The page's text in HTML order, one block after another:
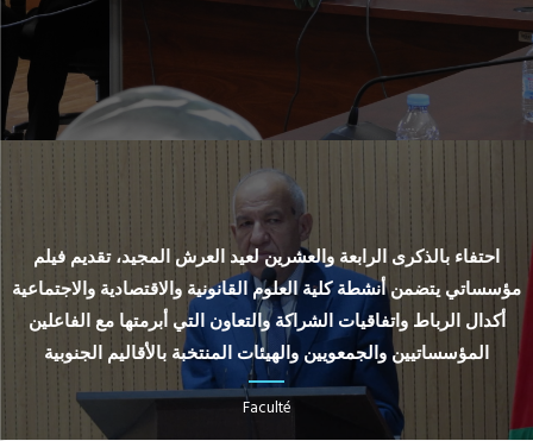
احتفاء بالذكرى الرابعة والعشرين لعيد العرش المجيد، تقديم فيلم
مؤسساتي يتضمن أنشطة كلية العلوم القانونية والاقتصادية والاجتماعية
أكدال الرباط واتفاقيات الشراكة والتعاون التي أبرمتها مع الفاعلين
المؤسساتيين والجمعويين والهيئات المنتخبة بالأقاليم الجنوبية
Faculté